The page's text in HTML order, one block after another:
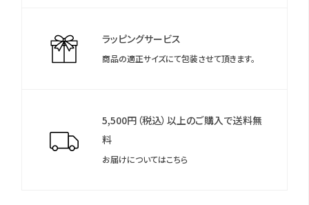
ラッピングサービス
商品の適正サイズにて包装させて頂きます。
5,500円（税込）以上のご購入で送料無
料
お届けについてはこちら